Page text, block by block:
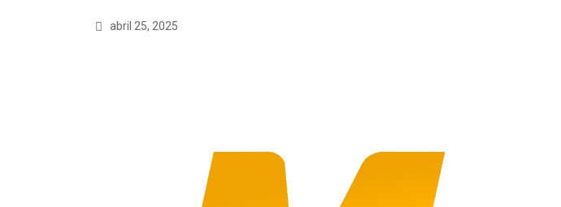
abril 25, 2025